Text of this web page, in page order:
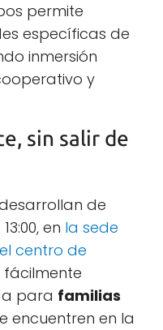
permite
específicas de
inmersión
y
sin salir de
de
en la sede
centro de
fácilmente
para familias
encuentren en la